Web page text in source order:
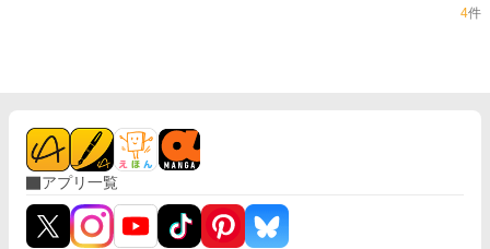
4件
アプリ一覧